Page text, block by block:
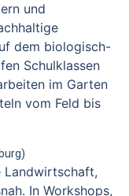
und
dem biologisch-
Schulklassen
im Garten
vom Feld bis
Landwirtschaft,
In Workshops,